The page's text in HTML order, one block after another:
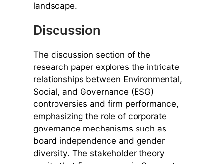
landscape.
Discussion
The discussion section of the
research paper explores the intricate
relationships between Environmental,
Social, and Governance (ESG)
controversies and firm performance,
emphasizing the role of corporate
governance mechanisms such as
board independence and gender
diversity. The stakeholder theory